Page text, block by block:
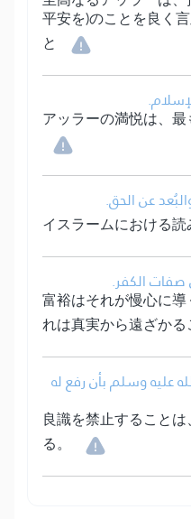
平安を)のことを良く
と
アッラーの満悦は、最
عن الحق.
イスラームにおける読
الكفر.
富裕はそれが慢心に
れは真実から遠ざかる
عليه وسلم بأن رفع له
良識を禁止すること
る。